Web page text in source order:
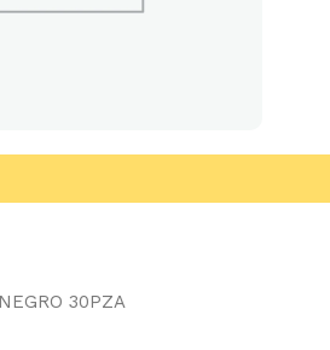
30PZA